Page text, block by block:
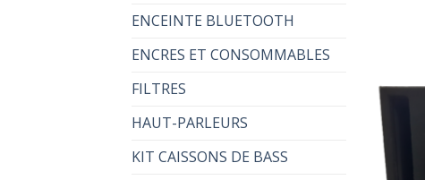
ENCEINTE BLUETOOTH
ENCRES ET CONSOMMABLES
FILTRES
HAUT-PARLEURS
KIT CAISSONS DE BASS